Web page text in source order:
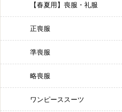
【春夏用】喪服・礼服
正喪服
準喪服
略喪服
ワンピーススーツ